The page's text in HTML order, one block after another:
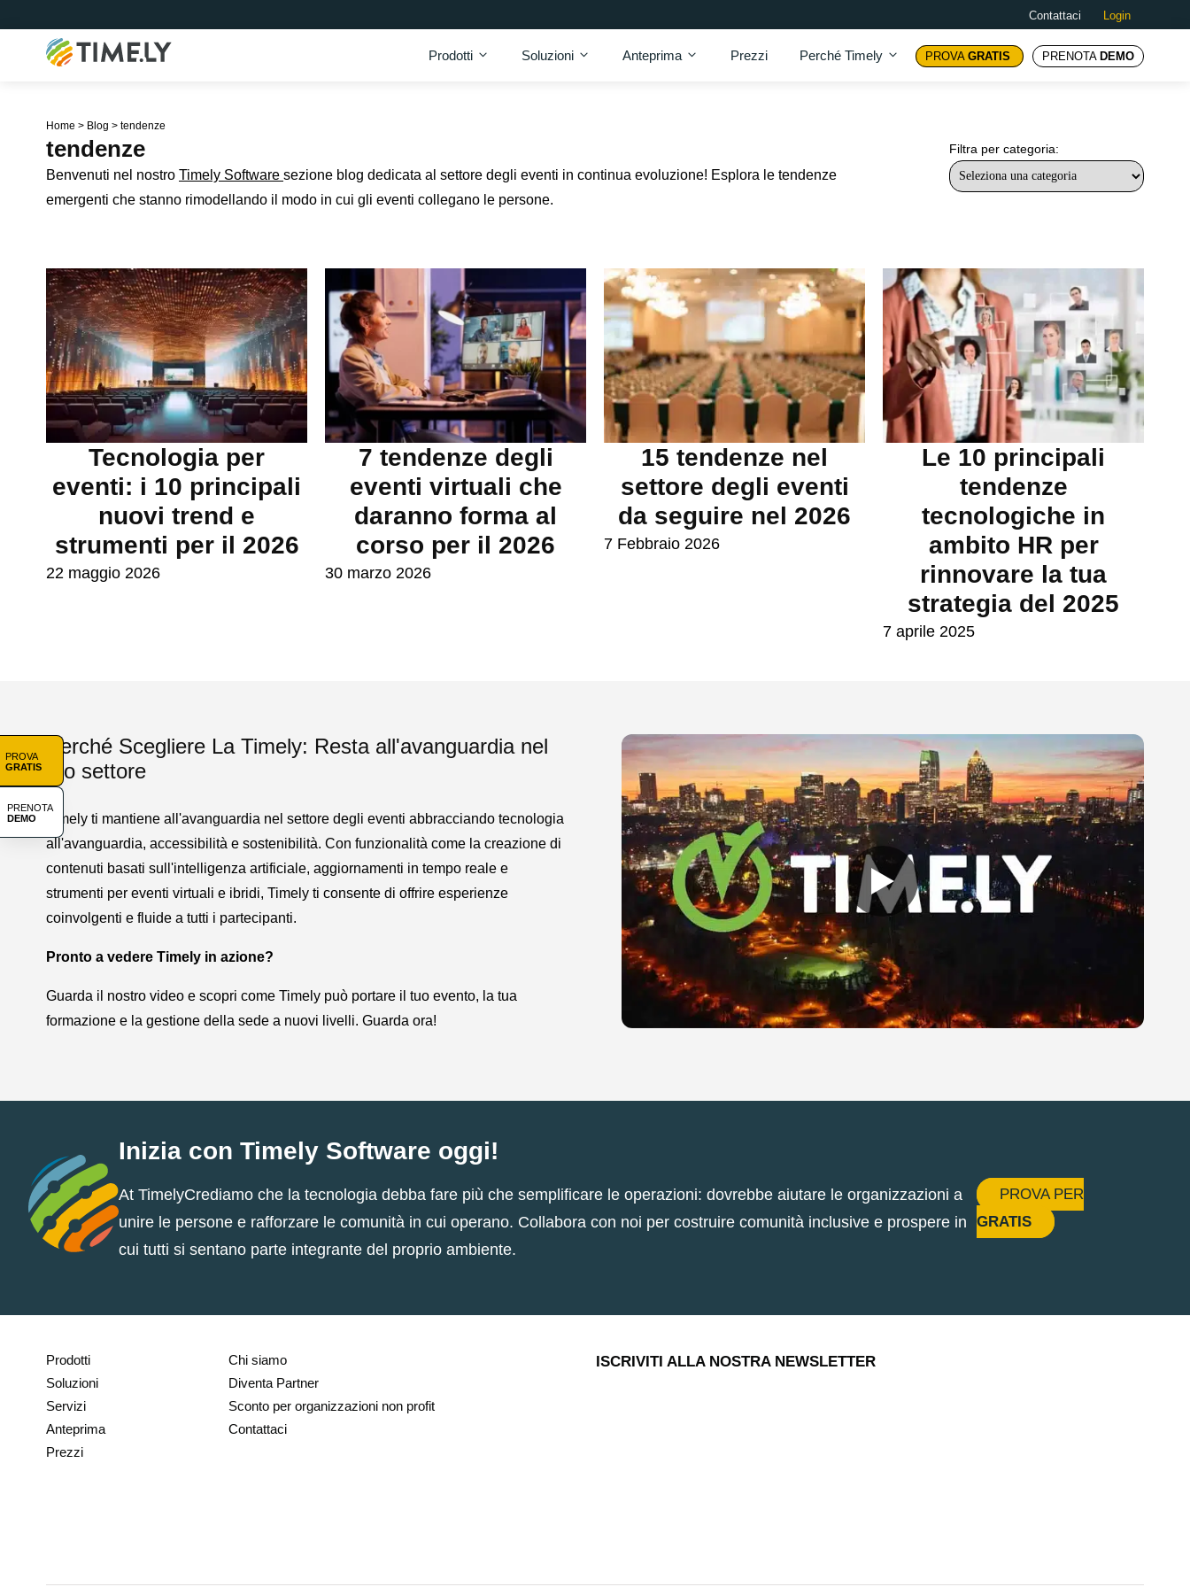
Contattaci Login
Timely
Prodotti Soluzioni Anteprima Prezzi Perché Timely PROVA GRATIS PRENOTA DEMO
PROVA
GRATIS
PRENOTA
DEMO
Home > Blog > tendenze
tendenze
Benvenuti nel nostro Timely Software sezione blog dedicata al settore degli eventi in continua evoluzione! Esplora le tendenze
emergenti che stanno rimodellando il modo in cui gli eventi collegano le persone.
Filtra per categoria:
Tecnologia per
eventi: i 10 principali
nuovi trend e
strumenti per il 2026
22 maggio 2026
7 tendenze degli
eventi virtuali che
daranno forma al
corso per il 2026
30 marzo 2026
15 tendenze nel
settore degli eventi
da seguire nel 2026
7 Febbraio 2026
Le 10 principali
tendenze
tecnologiche in
ambito HR per
rinnovare la tua
strategia del 2025
7 aprile 2025
Perché Scegliere La Timely: Resta all'avanguardia nel
tuo settore
Timely ti mantiene all'avanguardia nel settore degli eventi abbracciando tecnologia
all'avanguardia, accessibilità e sostenibilità. Con funzionalità come la creazione di
contenuti basati sull'intelligenza artificiale, aggiornamenti in tempo reale e
strumenti per eventi virtuali e ibridi, Timely ti consente di offrire esperienze
coinvolgenti e fluide a tutti i partecipanti.
Pronto a vedere Timely in azione?
Guarda il nostro video e scopri come Timely può portare il tuo evento, la tua
formazione e la gestione della sede a nuovi livelli. Guarda ora!
Inizia con Timely Software oggi!
At TimelyCrediamo che la tecnologia debba fare più che semplificare le operazioni: dovrebbe aiutare le organizzazioni a
unire le persone e rafforzare le comunità in cui operano. Collabora con noi per costruire comunità inclusive e prospere in
cui tutti si sentano parte integrante del proprio ambiente.
PROVA PER
GRATIS
Prodotti
Soluzioni
Servizi
Anteprima
Prezzi
Chi siamo
Diventa Partner
Sconto per organizzazioni non profit
Contattaci
ISCRIVITI ALLA NOSTRA NEWSLETTER